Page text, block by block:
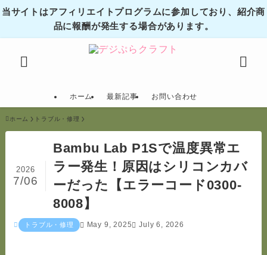
当サイトはアフィリエイトプログラムに参加しており、紹介商
品に報酬が発生する場合があります。
ホーム 最新記事 お問い合わせ
ホーム トラブル・修理
Bambu Lab P1Sで温度異常エ
ラー発生！原因はシリコンカバ
ーだった【エラーコード0300-
8008】
2026
7/06
トラブル・修理 May 9, 2025 July 6, 2026